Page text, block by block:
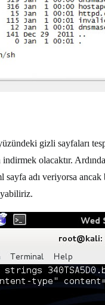
gizli sayfaları
indirmek olacaktır.
sayfa adı veriyorsa